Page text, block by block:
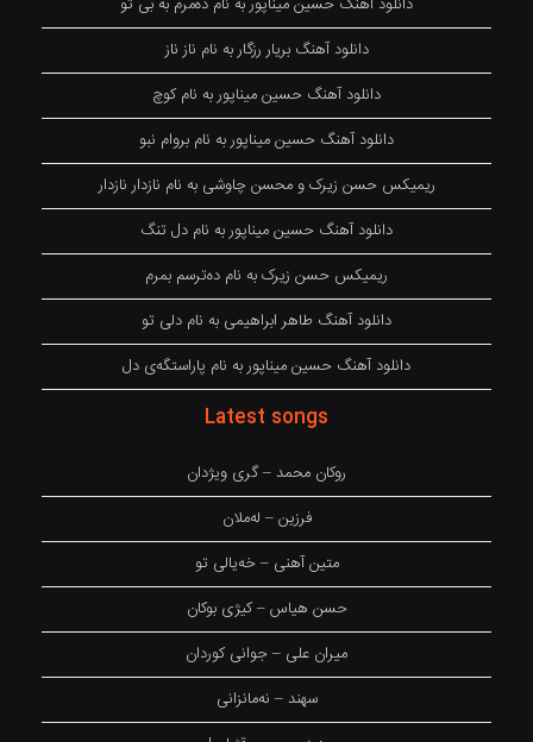
دانلود آهنگ بریار رزگار به نام ناز ناز
دانلود آهنگ حسین میناپور به نام کوچ
دانلود آهنگ حسین میناپور به نام بروام نبو
ریمیکس حسن زیرک و محسن چاوشی به نام نازدار نازدار
دانلود آهنگ حسین میناپور به نام دل تنگ
ریمیکس حسن زیرک به نام دەترسم بمرم
دانلود آهنگ طاهر ابراهیمی به نام دلی تو
دانلود آهنگ حسین میناپور به نام پاراستگەی دل
Latest songs
روکان محمد – گری ویژدان
فرزین – لەملان
متین آهنی – خەیالی تو
حسن هیاس – کیژی بوکان
میران علی – جوانی کوردان
سهند – نەمانزانی